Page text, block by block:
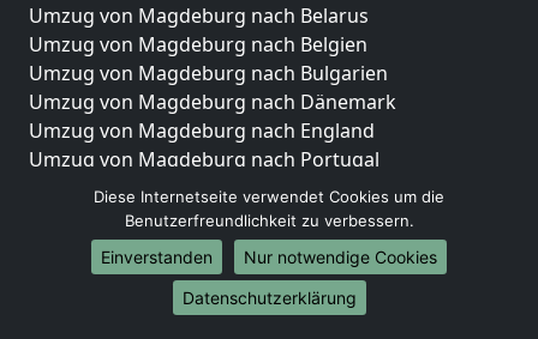
Umzug von Magdeburg nach Belarus
Umzug von Magdeburg nach Belgien
Umzug von Magdeburg nach Bulgarien
Umzug von Magdeburg nach Dänemark
Umzug von Magdeburg nach England
Umzug von Magdeburg nach Portugal
Umzug von Magdeburg nach Bosnien
und Herzegowina
Umzug von Magdeburg nach Irland
Umzug von Magdeburg nach Lettland
Umzug von Magdeburg nach Zypern
Diese Internetseite verwendet Cookies um die
Benutzerfreundlichkeit zu verbessern.
Einverstanden
Nur notwendige Cookies
Datenschutzerklärung